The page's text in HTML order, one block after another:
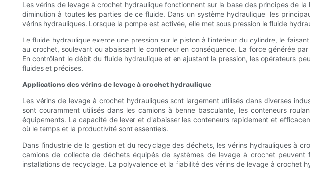
Les vérins de levage à crochet hydraulique fonctionnent sur la base des principes de
diminution à toutes les parties de ce fluide. Dans un système hydraulique, les
vérins hydrauliques. Lorsque la pompe est activée, elle met sous pression le fluide
Le fluide hydraulique exerce une pression sur le piston à l’intérieur du cylindre, le
au crochet, soulevant ou abaissant le conteneur en conséquence. La force générée
En contrôlant le débit du fluide hydraulique et en ajustant la pression, les opérateurs
fluides et précises.
Applications des vérins de levage à crochet hydraulique
Les vérins de levage à crochet hydrauliques sont largement utilisés dans diverses
sont couramment utilisés dans les camions à benne basculante, les conteneurs
équipements. La capacité de lever et d'abaisser les conteneurs rapidement et
où le temps et la productivité sont essentiels.
Dans l’industrie de la gestion et du recyclage des déchets, les vérins hydrauliques à
camions de collecte de déchets équipés de systèmes de levage à crochet
installations de recyclage. La polyvalence et la fiabilité des vérins de levage à crochet